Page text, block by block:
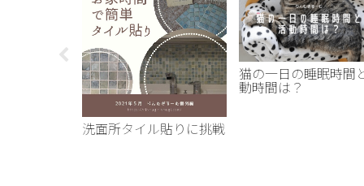
洗面所タイル貼りに挑戦
猫の一日の睡眠時間
動時間は？